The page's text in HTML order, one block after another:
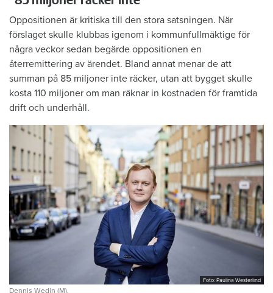
Oppositionen är kritiska till den stora satsningen. När
förslaget skulle klubbas igenom i kommunfullmäktige för
några veckor sedan begärde oppositionen en
återremittering av ärendet. Bland annat menar de att
summan på 85 miljoner inte räcker, utan att bygget skulle
kosta 110 miljoner om man räknar in kostnaden för framtida
drift och underhåll.
Foto: Paulina Westerlind
Dennis Wedin (M).